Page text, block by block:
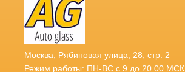
Москва, Рябиновая улица, 28, стр. 2
Режим работы: ПН-ВС с 9 до 20.00 МСК